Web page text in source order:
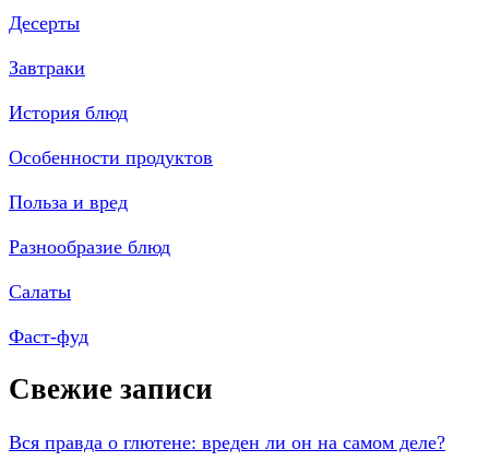
Десерты
Завтраки
История блюд
Особенности продуктов
Польза и вред
Разнообразие блюд
Салаты
Фаст-фуд
Свежие записи
Вся правда о глютене: вреден ли он на самом деле?